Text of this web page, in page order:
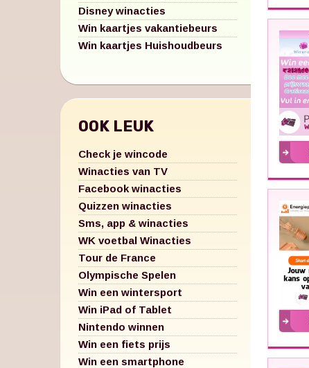
Disney winacties
Win kaartjes vakantiebeurs
Win kaartjes Huishoudbeurs
OOK LEUK
Check je wincode
Winacties van TV
Facebook winacties
Quizzen winacties
Sms, app & winacties
WK voetbal Winacties
Tour de France
Olympische Spelen
Win een wintersport
Win iPad of Tablet
Nintendo winnen
Win een fiets prijs
Win een smartphone